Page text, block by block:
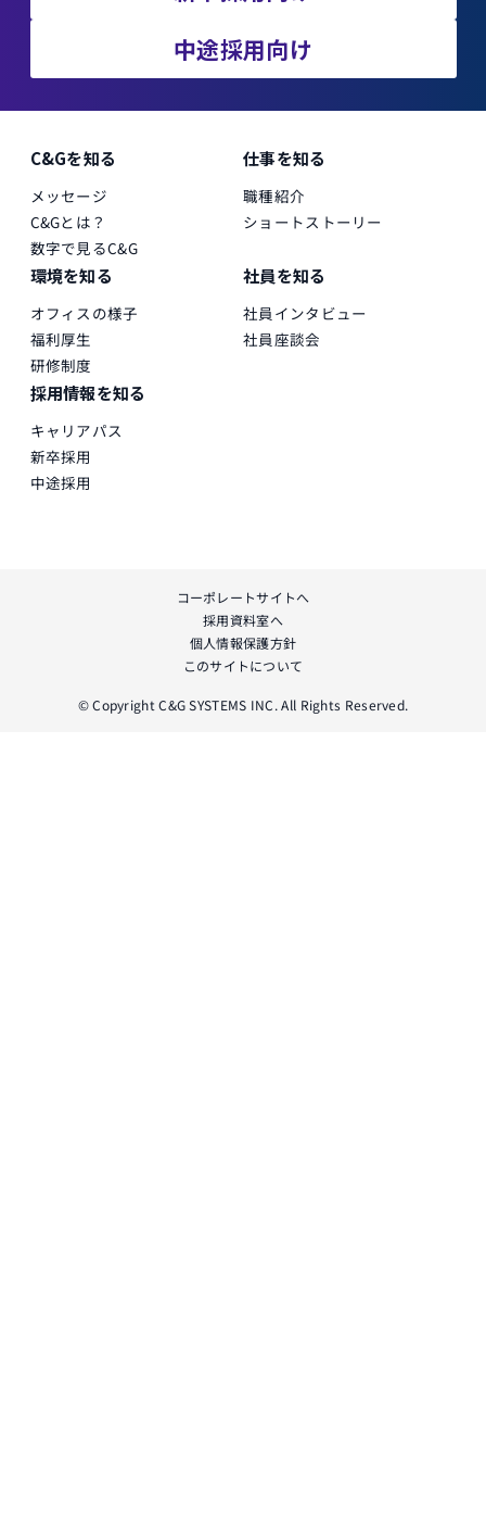
中途採用向け
C&Gを知る
メッセージ
C&Gとは？
数字で見るC&G
仕事を知る
職種紹介
ショートストーリー
環境を知る
オフィスの様子
福利厚生
研修制度
社員を知る
社員インタビュー
社員座談会
採用情報を知る
キャリアパス
新卒採用
中途採用
コーポレートサイトへ
採用資料室へ
個人情報保護方針
このサイトについて
© Copyright C&G SYSTEMS INC. All Rights Reserved.